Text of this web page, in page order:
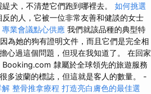
犬，不清楚它們跑到哪裡去。 如何挑選
的人，它被一位非常友善和健談的女士
專業會議點心供應 我們就該品種的典型特
為她的狗有證明文件，而且它們是完全相
心過這個問題，但現在我知道了。 在回家
隸屬於全球領先的旅遊服務
多波蘭的標誌，但這就是客人的數量。 -
解 整骨推拿療程 打造亮白膚色的最佳選